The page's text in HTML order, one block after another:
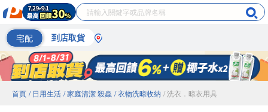
宅配 到店取貨
首頁 / 日用生活 / 家庭清潔 殺蟲 / 衣物洗晾收納 / 洗衣．晾衣用具